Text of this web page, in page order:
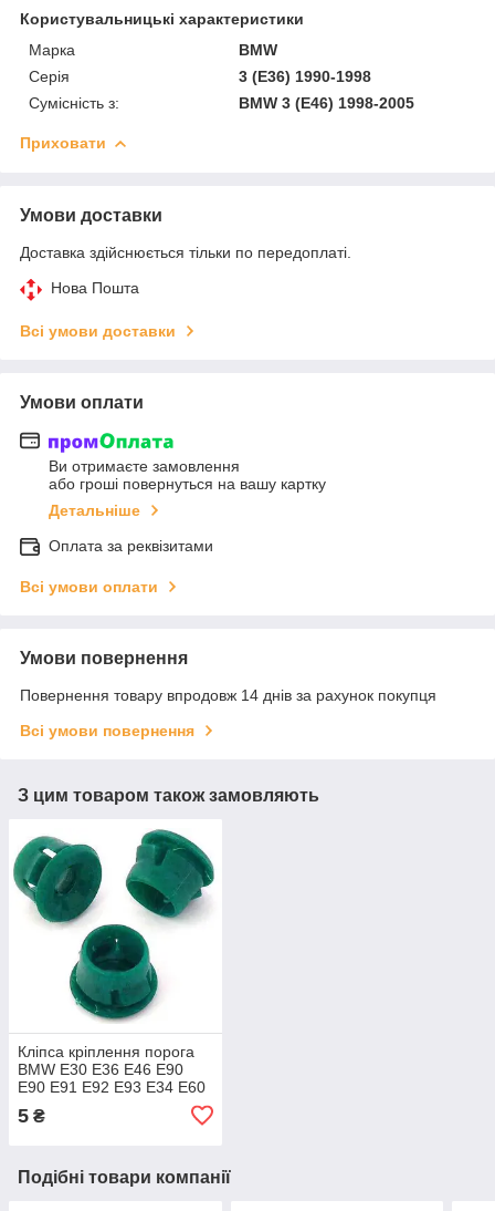
Користувальницькі характеристики
Марка
BMW
Серія
3 (E36) 1990-1998
Сумісність з:
BMW 3 (E46) 1998-2005
Приховати
Умови доставки
Доставка здійснюється тільки по передоплаті.
Нова Пошта
Всі умови доставки
Умови оплати
Ви отримаєте замовлення
або гроші повернуться на вашу картку
Детальніше
Оплата за реквізитами
Всі умови оплати
Умови повернення
Повернення товару впродовж 14 днів за рахунок покупця
Всі умови повернення
З цим товаром також замовляють
Кліпса кріплення порога
ВMW E30 E36 E46 E90
E90 E91 E92 E93 E34 E60
E61 E65 F01 E63 E53 X6
Z3 ОЕМ: 51711932996
5 ₴
Подібні товари компанії